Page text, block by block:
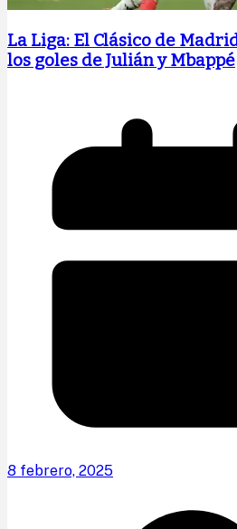
La Liga: El Clásico de
los goles de Julián y Mbappé
8 febrero, 2025